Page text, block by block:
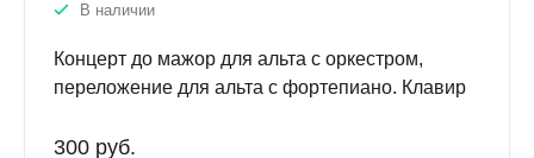
В наличии
Концерт до мажор для альта с оркестром,
переложение для альта с фортепиано. Клавир
300 руб.